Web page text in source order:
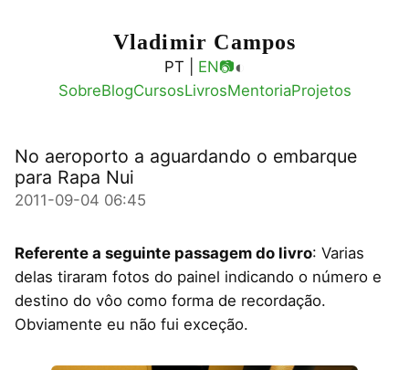
Vladimir Campos
PT | EN📷◐
SobreBlogCursosLivrosMentoriaProjetos
No aeroporto a aguardando o embarque
para Rapa Nui
2011-09-04 06:45
Referente a seguinte passagem do livro: Varias
delas tiraram fotos do painel indicando o número e
destino do vôo como forma de recordação.
Obviamente eu não fui exceção.